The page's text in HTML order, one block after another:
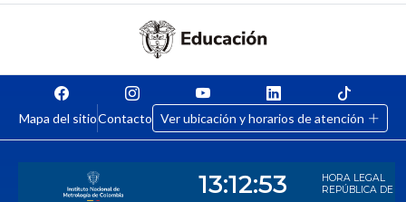
Mapa del sitioContacto Ver ubicación y horarios de atención